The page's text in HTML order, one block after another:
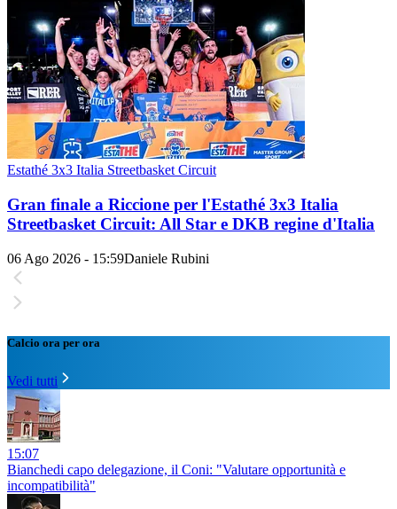
Estathé 3x3 Italia Streetbasket Circuit
Gran finale a Riccione per l'Estathé 3x3 Italia
Streetbasket Circuit: All Star e DKB regine d'Italia
06 Ago 2026 - 15:59Daniele Rubini
Calcio ora per ora
Vedi tutti
15:07
Bianchedi capo delegazione, il Coni: "Valutare opportunità e
incompatibilità"